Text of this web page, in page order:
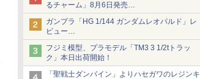
るチャーム」8月6日発売
チューバ、テナサクなど5種各3色
ガンプラ「HG 1/144 ガンダムレオパルド」レ
ビュー
『機動新世紀ガンダムX』30周年！インナーア
ームガトリングの変形機構まで再現し最新フォ
ーマットでキット化！
フジミ模型、プラモデル「TM3 3 1/2tトラッ
ク」本日出荷開始！
「聖戦士ダンバイン」よりハセガワのレジンキ